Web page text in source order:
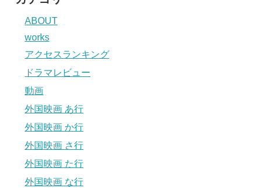
ABOUT
works
アクセスランキング
ドラマレビュー
動画
外国映画 あ行
外国映画 か行
外国映画 さ行
外国映画 た行
外国映画 な行